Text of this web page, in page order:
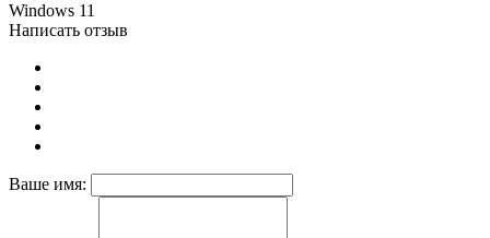
Windows 11
Написать отзыв
Ваше имя: